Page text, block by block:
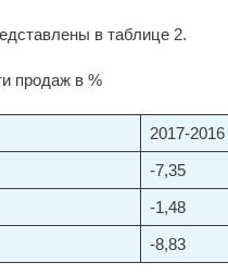
в таблице 2.
продаж в %
2017-2016
-7,35
-1,48
-8,83